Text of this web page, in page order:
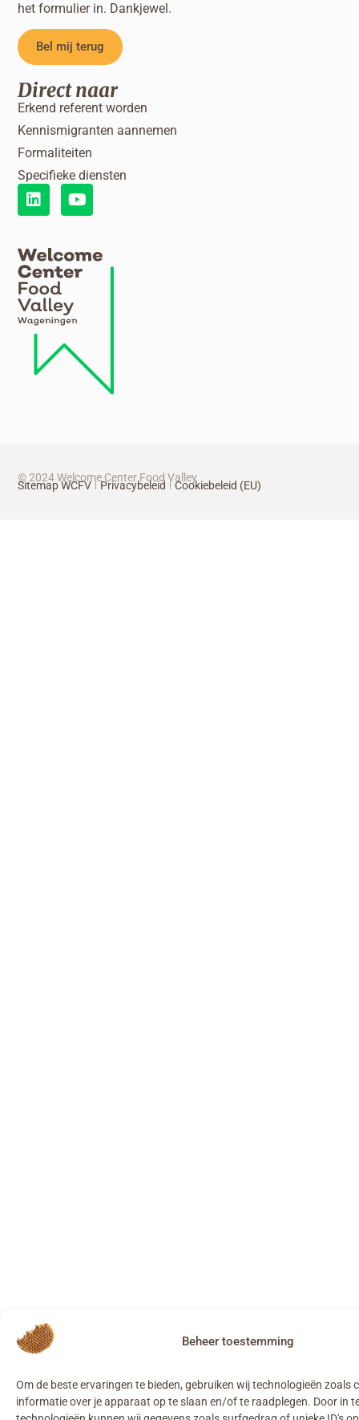
Beheer toestemming
Om de beste ervaringen te bieden, gebruiken wij technologieën zoals
informatie over je apparaat op te slaan en/of te raadplegen. Door in
het formulier in. Dankjewel.
Bel mij terug
Direct naar
Erkend referent worden
Kennismigranten aannemen
Formaliteiten
Specifieke diensten
© 2024 Welcome Center Food Valley
Sitemap WCFV Privacybeleid Cookiebeleid (EU)